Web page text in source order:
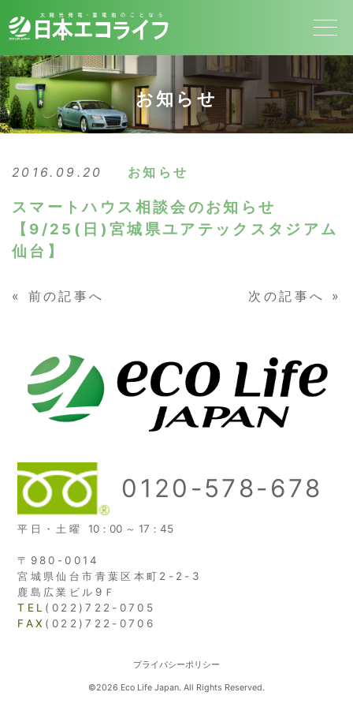
お知らせ
2016.09.20 お知らせ
スマートハウス相談会のお知らせ
【9/25(日)宮城県ユアテックスタジアム
仙台】
« 前の記事へ 次の記事へ »
0120-578-678
平日・土曜 10：00 ～ 17：45
〒980-0014
宮城県仙台市青葉区本町2-2-3
鹿島広業ビル9Ｆ
TEL (022)722-0705
FAX (022)722-0706
プライバシーポリシー
©2026 Eco Life Japan. All Rights Reserved.